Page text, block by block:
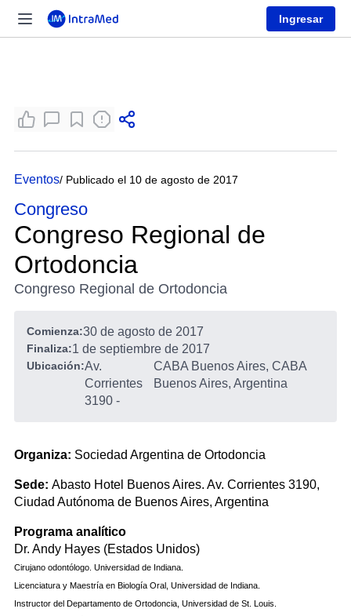
Ingresar
Eventos/ Publicado el 10 de agosto de 2017
Congreso
Congreso Regional de
Ortodoncia
Congreso Regional de Ortodoncia
Comienza:30 de agosto de 2017
Finaliza:1 de septiembre de 2017
Ubicación:Av.
Corrientes
3190 -
CABA Buenos Aires, CABA
Buenos Aires, Argentina
Organiza: Sociedad Argentina de Ortodoncia
Sede: Abasto Hotel Buenos Aires. Av. Corrientes 3190,
Ciudad Autónoma de Buenos Aires, Argentina
Programa analítico
Dr. Andy Hayes (Estados Unidos)
Cirujano odontólogo. Universidad de Indiana.
Licenciatura у Maestría en Biología Oral, Universidad de Indiana.
Instructor del Departamento de Ortodoncia, Universidad de St. Louis.